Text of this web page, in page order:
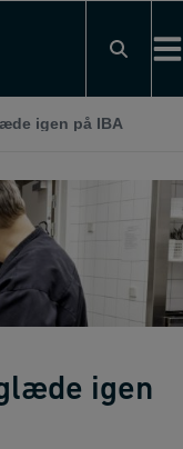
igen på IBA
igen